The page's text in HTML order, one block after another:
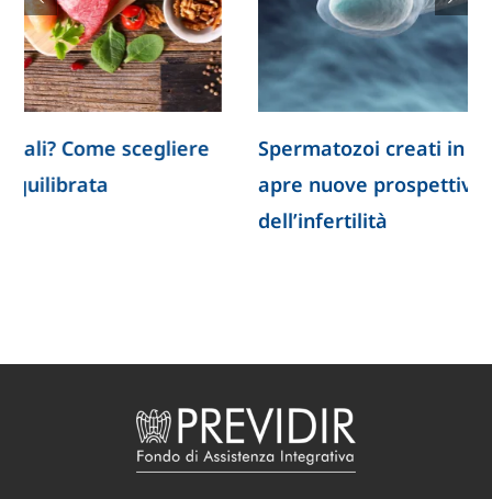
Spermatozoi creati in laboratorio: la ricerca
apre nuove prospettive per lo studio